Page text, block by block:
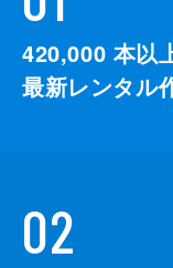
420,000 本以
最新レンタル
02